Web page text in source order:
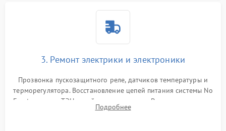
3. Ремонт электрики и электроники
Прозвонка пускозащитного реле, датчиков температуры и
терморегулятора. Восстановление цепей питания системы No
Frost, включая ТЭН оттайки и вентилятор. Ремонт или замена
платы управления при сбоях алгоритмов.
Подробнее